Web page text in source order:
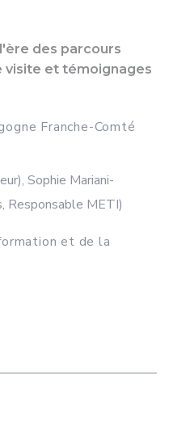
des parcours
visite et témoignages
Franche-Comté
Sophie Mariani-
Responsable METI)
et de la